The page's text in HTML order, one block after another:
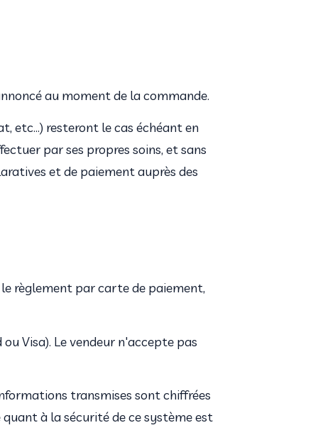
au moment de la commande.
etc…) resteront le cas échéant en
par ses propres soins, et sans
et de paiement auprès des
règlement par carte de paiement,
Visa). Le vendeur n'accepte pas
transmises sont chiffrées
à la sécurité de ce système est